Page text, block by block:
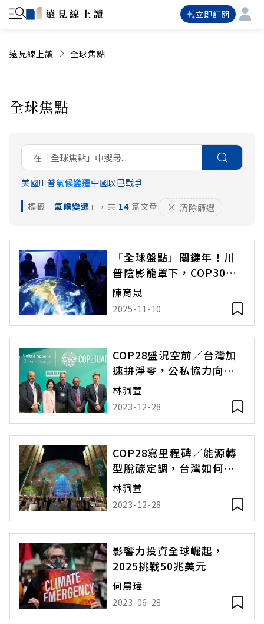
立即訂閱
遠見線上讀 全球焦點
全球焦點
美國川普氣候變遷中國以巴戰爭
標籤「氣候變遷 」，共 14 篇文章 清除篩選
「全球盤點」關鍵年！川
普陰影籠罩下，COP30能
解暖化難題？
陳育晟
2025-11-10
COP28盛況空前／台灣加
速拚淨零，公私協力向國
際發聲
林珮萱
2023-12-28
COP28寫里程碑／能源轉
型脫碳定調，台灣如何跨
過「最難關卡」？
林珮萱
2023-12-28
影響力投資全球崛起，
2025挑戰50兆美元
何晨瑋
2023-06-28